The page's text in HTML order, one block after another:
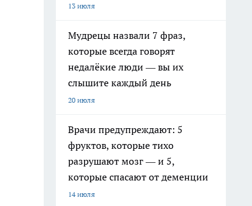
13 июля
Мудрецы назвали 7 фраз,
которые всегда говорят
недалёкие люди — вы их
слышите каждый день
20 июля
Врачи предупреждают: 5
фруктов, которые тихо
разрушают мозг — и 5,
которые спасают от деменции
14 июля